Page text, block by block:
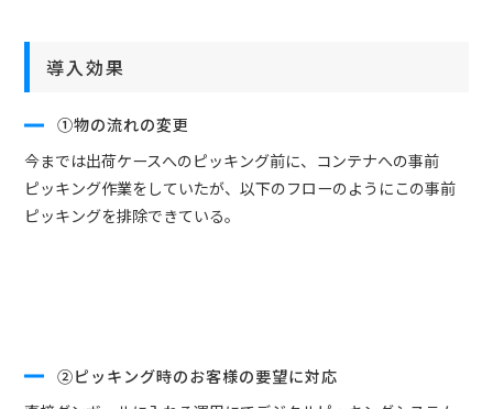
導入効果
①物の流れの変更
今までは出荷ケースへのピッキング前に、コンテナへの事前
ピッキング作業をしていたが、以下のフローのようにこの事前
ピッキングを排除できている。
②ピッキング時のお客様の要望に対応